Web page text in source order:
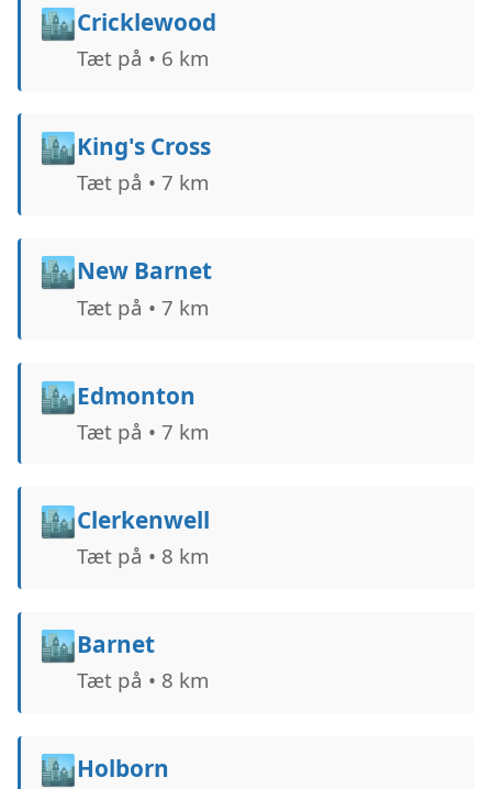
🏙️Cricklewood
Tæt på • 6 km
🏙️King's Cross
Tæt på • 7 km
🏙️New Barnet
Tæt på • 7 km
🏙️Edmonton
Tæt på • 7 km
🏙️Clerkenwell
Tæt på • 8 km
🏙️Barnet
Tæt på • 8 km
🏙️Holborn